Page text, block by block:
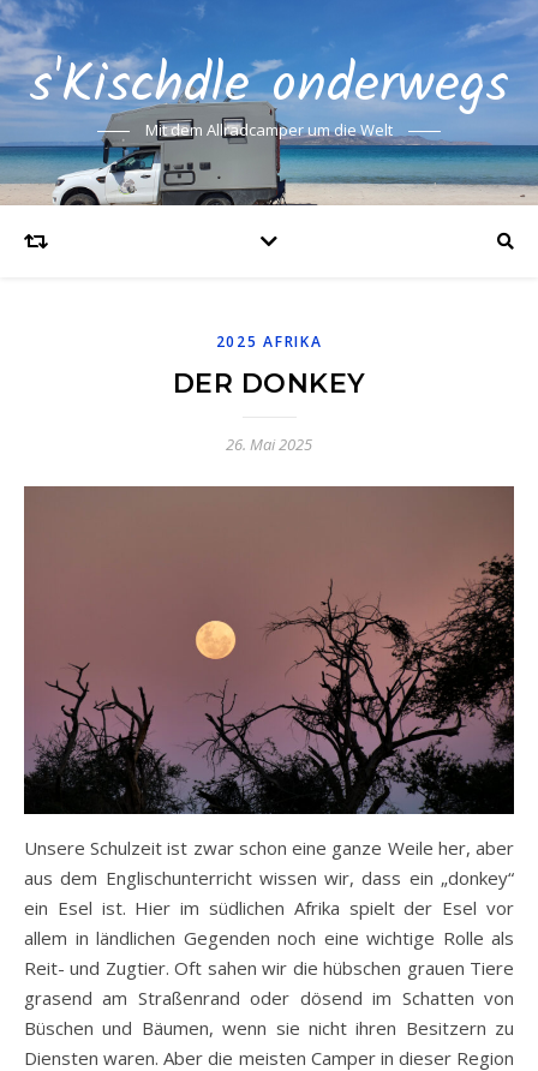
s'Kischdle onderwegs
Mit dem Allradcamper um die Welt
2025 AFRIKA
DER DONKEY
26. Mai 2025
Unsere Schulzeit ist zwar schon eine ganze Weile her, aber
aus dem Englischunterricht wissen wir, dass ein „donkey“
ein Esel ist. Hier im südlichen Afrika spielt der Esel vor
allem in ländlichen Gegenden noch eine wichtige Rolle als
Reit- und Zugtier. Oft sahen wir die hübschen grauen Tiere
grasend am Straßenrand oder dösend im Schatten von
Büschen und Bäumen, wenn sie nicht ihren Besitzern zu
Diensten waren. Aber die meisten Camper in dieser Region